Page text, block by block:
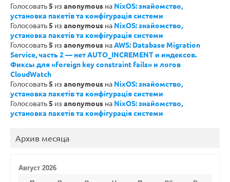
Голосовать 5 из anonymous на NixOS: знайомство,
установка пакетів та конфігурація системи
Голосовать 5 из anonymous на NixOS: знайомство,
установка пакетів та конфігурація системи
Голосовать 5 из anonymous на AWS: Database Migration
Service, часть 2 — нет AUTO_INCREMENT и индексов.
Фиксы для «foreign key constraint fails» и логов
CloudWatch
Голосовать 5 из anonymous на NixOS: знайомство,
установка пакетів та конфігурація системи
Голосовать 5 из anonymous на NixOS: знайомство,
установка пакетів та конфігурація системи
Архив месяца
Август 2026